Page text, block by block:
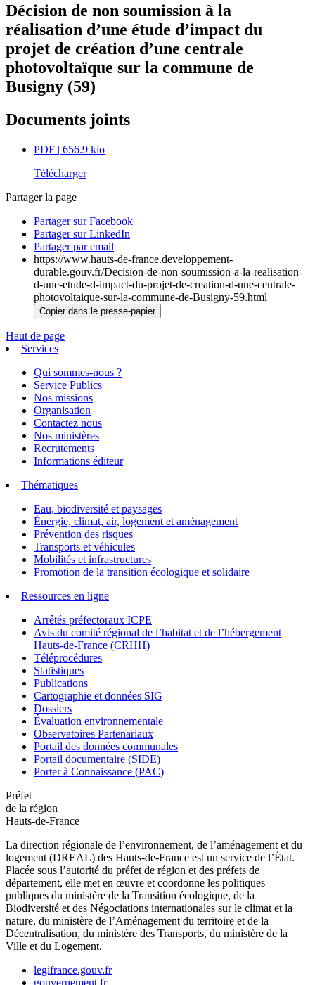
Décision de non soumission à la
réalisation d’une étude d’impact du
projet de création d’une centrale
photovoltaïque sur la commune de
Busigny (59)
Documents joints
PDF | 656.9 kio
Télécharger
Partager la page
Partager sur Facebook
Partager sur LinkedIn
Partager par email
https://www.hauts-de-france.developpement-
durable.gouv.fr/Decision-de-non-soumission-a-la-realisation-
d-une-etude-d-impact-du-projet-de-creation-d-une-centrale-
photovoltaique-sur-la-commune-de-Busigny-59.html
Copier dans le presse-papier
Haut de page
Services
Qui sommes-nous ?
Service Publics +
Nos missions
Organisation
Contactez nous
Nos ministères
Recrutements
Informations éditeur
Thématiques
Eau, biodiversité et paysages
Énergie, climat, air, logement et aménagement
Prévention des risques
Transports et véhicules
Mobilités et infrastructures
Promotion de la transition écologique et solidaire
Ressources en ligne
Arrêtés préfectoraux ICPE
Avis du comité régional de l’habitat et de l’hébergement
Hauts-de-France (CRHH)
Téléprocédures
Statistiques
Publications
Cartographie et données SIG
Dossiers
Évaluation environnementale
Observatoires Partenariaux
Portail des données communales
Portail documentaire (SIDE)
Porter à Connaissance (PAC)
Préfet
de la région
Hauts-de-France
La direction régionale de l’environnement, de l’aménagement et du
logement (DREAL) des Hauts-de-France est un service de l’État.
Placée sous l’autorité du préfet de région et des préfets de
département, elle met en œuvre et coordonne les politiques
publiques du ministère de la Transition écologique, de la
Biodiversité et des Négociations internationales sur le climat et la
nature, du ministère de l’Aménagement du territoire et de la
Décentralisation, du ministère des Transports, du ministère de la
Ville et du Logement.
legifrance.gouv.fr
gouvernement.fr